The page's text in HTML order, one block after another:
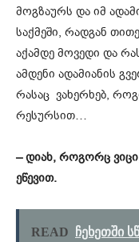
მოგზაურს და იმ
საქმეში, რადგან
აქამდე მოვედი და
ამდენი ადამიანის
რასაც ვახერხებ,
რესურსით…
– დიახ, როგორც
ეწევით.
READ
ჩეხეთში